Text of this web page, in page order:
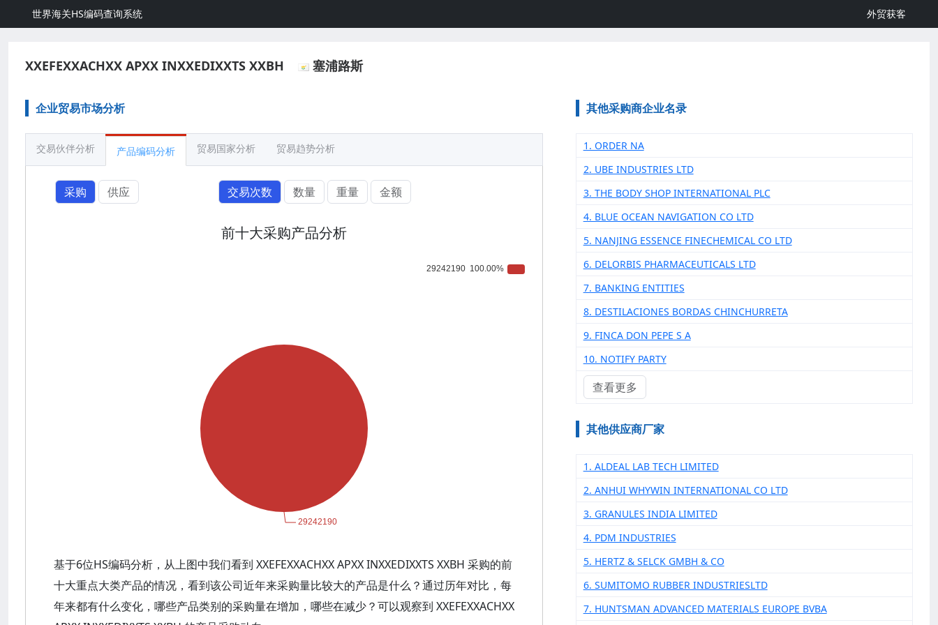
世界海关HS编码查询系统 外贸获客
XXEFEXXACHXX APXX INXXEDIXXTS XXBH 塞浦路斯
企业贸易市场分析
交易伙伴分析 产品编码分析 贸易国家分析 贸易趋势分析
采购 供应 交易次数 数量 重量 金额
前十大采购产品分析
基于6位HS编码分析，从上图中我们看到 XXEFEXXACHXX APXX INXXEDIXXTS XXBH 采购的前
十大重点大类产品的情况，看到该公司近年来采购量比较大的产品是什么？通过历年对比，每
年来都有什么变化，哪些产品类别的采购量在增加，哪些在减少？可以观察到 XXEFEXXACHXX
其他采购商企业名录
1. ORDER NA
2. UBE INDUSTRIES LTD
3. THE BODY SHOP INTERNATIONAL PLC
4. BLUE OCEAN NAVIGATION CO LTD
5. NANJING ESSENCE FINECHEMICAL CO LTD
6. DELORBIS PHARMACEUTICALS LTD
7. BANKING ENTITIES
8. DESTILACIONES BORDAS CHINCHURRETA
9. FINCA DON PEPE S A
10. NOTIFY PARTY
查看更多
其他供应商厂家
1. ALDEAL LAB TECH LIMITED
2. ANHUI WHYWIN INTERNATIONAL CO LTD
3. GRANULES INDIA LIMITED
4. PDM INDUSTRIES
5. HERTZ & SELCK GMBH & CO
6. SUMITOMO RUBBER INDUSTRIESLTD
7. HUNTSMAN ADVANCED MATERIALS EUROPE BVBA